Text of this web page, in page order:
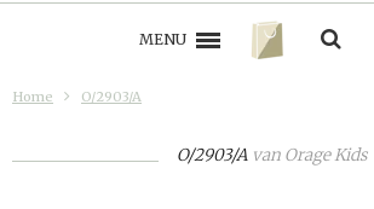
MENU
Home O/2903/A
O/2903/A van Orage Kids